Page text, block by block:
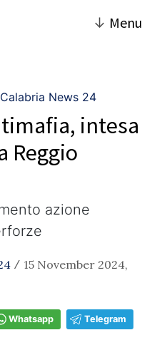
↓ Menu
News 24
intesa
Reggio
azione
/ 15 November 2024,
Whatsapp Telegram